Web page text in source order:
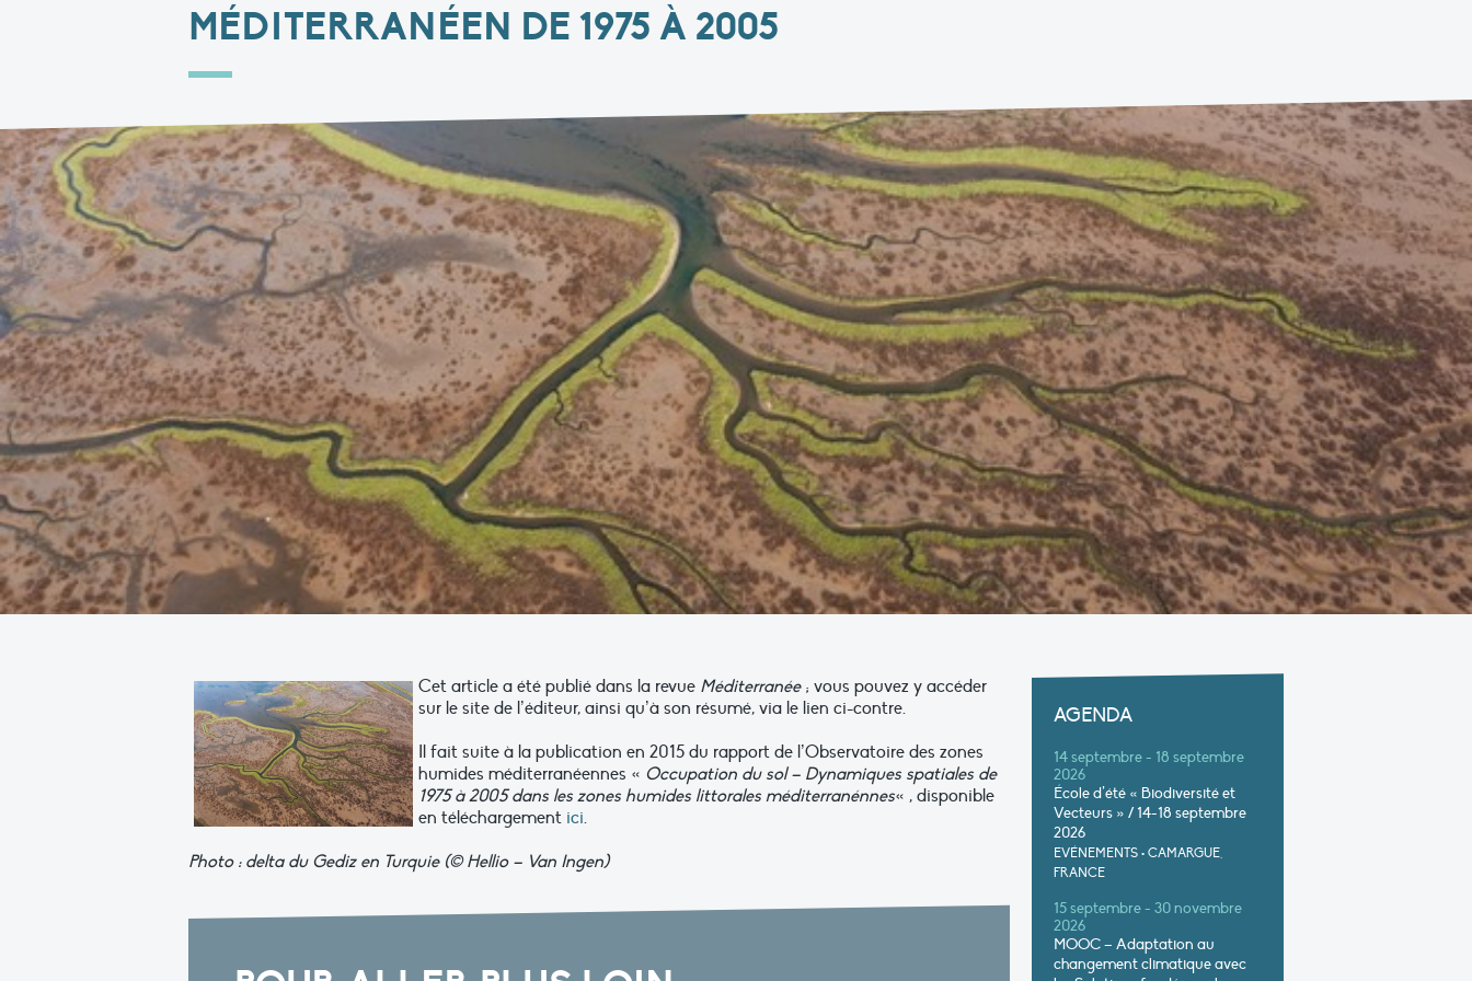
MÉDITERRANÉEN DE 1975 À 2005
Cet article a été publié dans la revue Méditerranée ; vous pouvez y accéder
sur le site de l’éditeur, ainsi qu’à son résumé, via le lien ci-contre.
Il fait suite à la publication en 2015 du rapport de l’Observatoire des zones
humides méditerranéennes « Occupation du sol – Dynamiques spatiales de
1975 à 2005 dans les zones humides littorales méditerranénnes« , disponible
en téléchargement ici.
Photo : delta du Gediz en Turquie (© Hellio – Van Ingen)
AGENDA
14 septembre - 18 septembre
2026
École d’été « Biodiversité et
Vecteurs » / 14-18 septembre
2026
EVÉNEMENTS • CAMARGUE,
FRANCE
15 septembre - 30 novembre
2026
MOOC – Adaptation au
changement climatique avec